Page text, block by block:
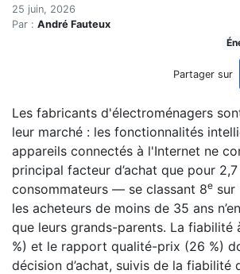
Accueil
Articles
Hypersensibilités
Les consommateurs ne veulent
Les
25 juin, 2026
Par : André Fauteux
Partager sur
Les fabricants d'électroménagers
leur marché : les fonctionnalités
appareils connectés à l'Internet ne
principal facteur d’achat que pour 2,7
consommateurs — se classant 8e sur
les acheteurs de moins de 35 ans
que leurs grands-parents. La fiabilité
%) et le rapport qualité-prix (26 %)
décision d’achat, suivis de la fiabilité